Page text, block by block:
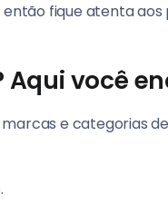
fique atenta
você
e categorias